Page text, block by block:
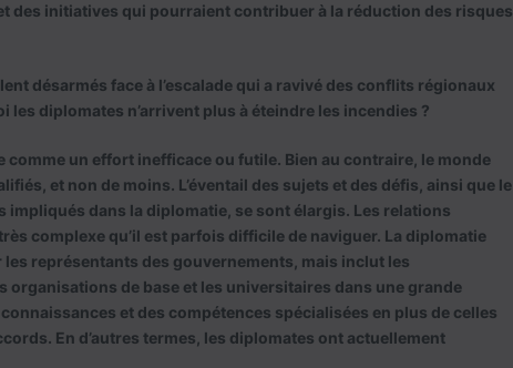
des initiatives qui pourraient contribuer à la réduction des risques
désarmés face à l’escalade qui a ravivé des conflits régionaux
diplomates n’arrivent plus à éteindre les incendies ?
comme un effort inefficace ou futile. Bien au contraire, le monde
et non de moins. L’éventail des sujets et des défis, ainsi que le
impliqués dans la diplomatie, se sont élargis. Les relations
complexe qu’il est parfois difficile de naviguer. La diplomatie
les représentants des gouvernements, mais inclut les
organisations de base et les universitaires dans une grande
et des compétences spécialisées en plus de celles
En d’autres termes, les diplomates ont actuellement